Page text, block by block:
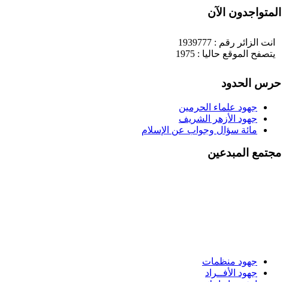
المتواجدون الآن
انت الزائر رقم : 1939777
يتصفح الموقع حاليا : 1975
حرس الحدود
جهود علماء الحرمين
جهود الأزهر الشريف
مائة سؤال وجواب عن الإسلام
مجتمع المبدعين
جهود منظمات
جهود الأفــراد